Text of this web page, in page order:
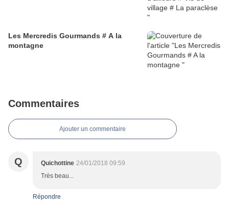
Les Mercredis Gourmands # A la
montagne
Commentaires
Ajouter un commentaire
Q Quichottine 24/01/2018 09:59
Très beau...
Répondre